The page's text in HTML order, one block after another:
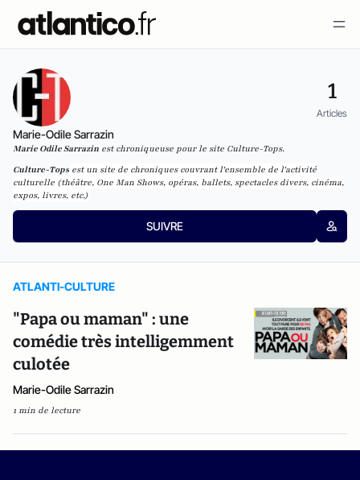
1
Articles
Marie-Odile Sarrazin
Marie Odile Sarrazin est chroniqueuse pour le site Culture-Tops.
Culture-Tops est un site de chroniques couvrant l'ensemble de l'activité
culturelle (théâtre, One Man Shows, opéras, ballets, spectacles divers, cinéma,
expos, livres, etc.)
SUIVRE
ATLANTI-CULTURE
"Papa ou maman" : une
comédie très intelligemment
culotée
Marie-Odile Sarrazin
1 min de lecture